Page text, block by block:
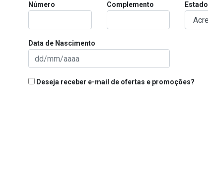
Número Complemento Estado
Data de Nascimento
Deseja receber e-mail de ofertas e promoções?